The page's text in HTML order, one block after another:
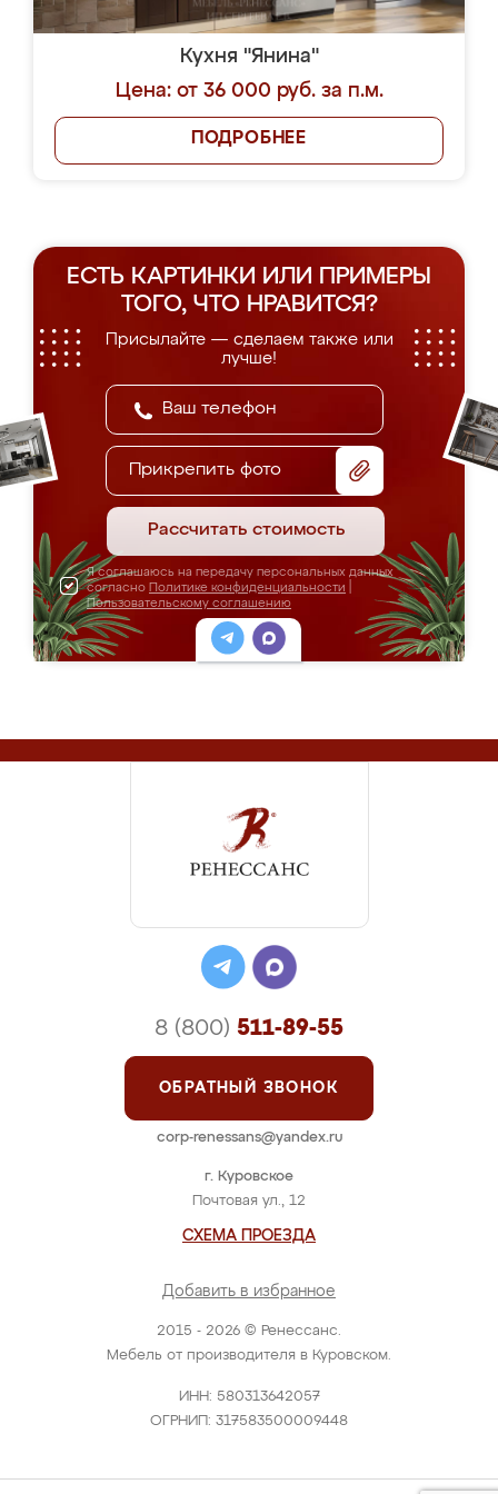
Кухня "Янина"
Цена: от 36 000 руб. за п.м.
ПОДРОБНЕЕ
ЕСТЬ КАРТИНКИ ИЛИ ПРИМЕРЫ
ТОГО, ЧТО НРАВИТСЯ?
Присылайте — сделаем также или
лучше!
Прикрепить фото
Рассчитать стоимость
Я соглашаюсь на передачу персональных данных
согласно Политике конфиденциальности
Пользовательскому соглашению
2015 - 2026 © Ренессанс.
Мебель от производителя в Куровском.
ИНН: 580313642057
ОГРНИП: 317583500009448
г. Куровское
Почтовая ул., 12
СХЕМА ПРОЕЗДА
Добавить в избранное
8 (800) 511-89-55
ОБРАТНЫЙ ЗВОНОК
corp-renessans@yandex.ru